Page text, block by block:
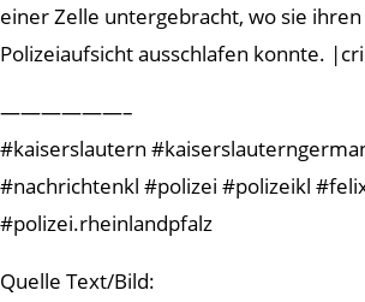
einer Zelle untergebracht, wo sie
Polizeiaufsicht ausschlafen konnte. |cri
——————–
#kaiserslautern
#nachrichtenkl #polizei #polizeikl
#polizei.rheinlandpfalz
Quelle Text/Bild: